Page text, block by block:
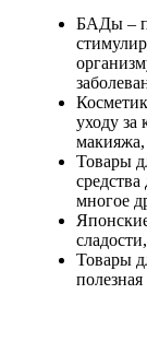
БАДы–
уходу за
Товары
многое
Товары